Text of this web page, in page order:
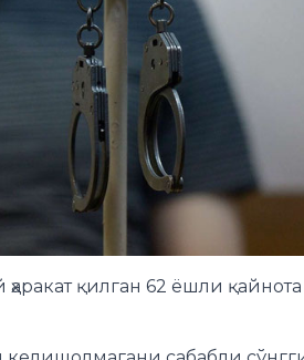
қилган 62 ёшли қайнота
Унинг ўғли эса Россияда